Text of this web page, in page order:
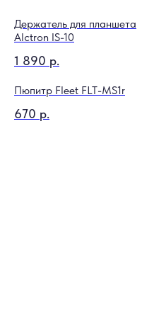
Держатель для планшета
Alctron IS-10
1 890 р.
Пюпитр Fleet FLT-MS1r
670 р.